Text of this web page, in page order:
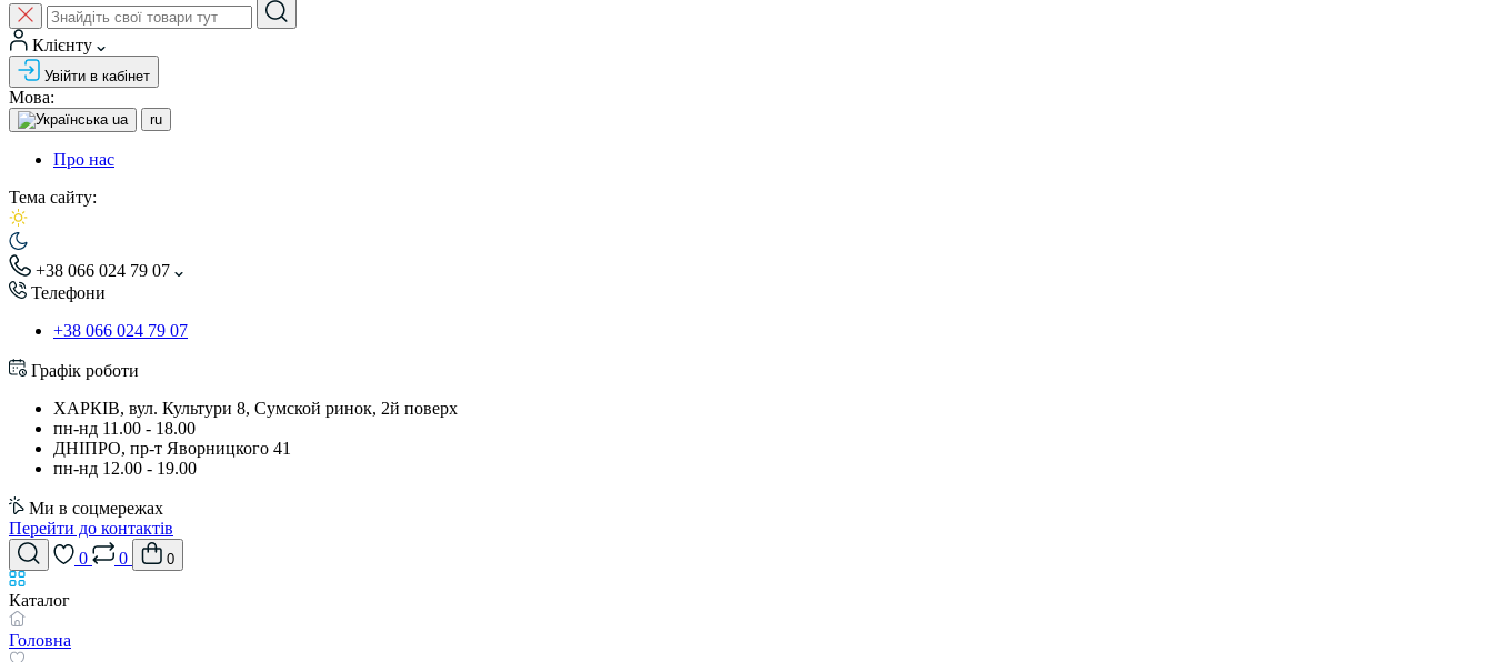
Клієнту
Увійти в кабінет
Мова:
ua ru
Про нас
Тема сайту:
+38 066 024 79 07
Телефони
+38 066 024 79 07
Графік роботи
ХАРКІВ, вул. Культури 8, Сумской ринок, 2й поверх
пн-нд 11.00 - 18.00
ДНІПРО, пр-т Яворницкого 41
пн-нд 12.00 - 19.00
Ми в соцмережах
Перейти до контактів
0
0 0
Каталог
Головна